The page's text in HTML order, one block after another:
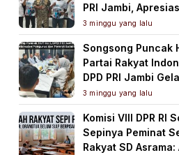
PRI Jambi,
Kesiapan dan
Cita Presiden
3 minggu yang lalu
Songsong Puncak
Partai Rakyat
DPD PRI Jambi
Perkenalan
Pererat Soliditas
3 minggu yang lalu
Komisi VIII DPR RI
Sepinya Peminat
Rakyat SD Asrama: